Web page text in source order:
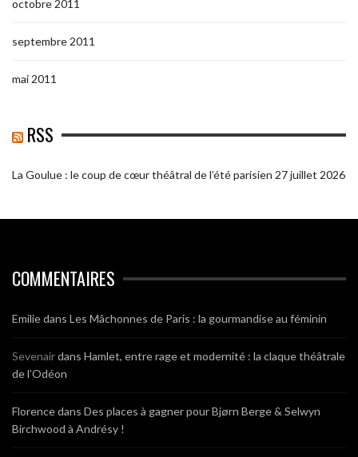
octobre 2011
septembre 2011
mai 2011
RSS
La Goulue : le coup de cœur théâtral de l’été parisien 27 juillet 2026
COMMENTAIRES
Emiliedans Les Mâchonnes de Paris : la gourmandise au féminin
Sevenairdans Hamlet, entre rage et modernité : la claque théâtrale
de l’Odéon
Florencedans Des places à gagner pour Bjørn Berge & Selwyn
Birchwood à Andrésy !